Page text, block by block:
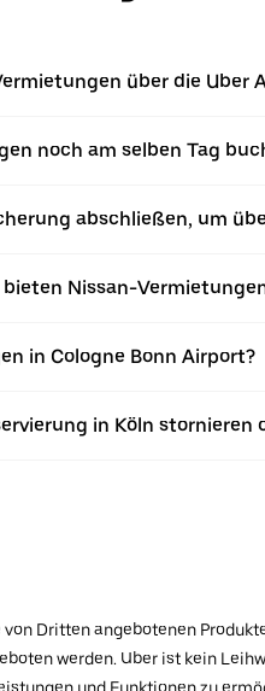
über die Uber
noch am selben Tag
abschließen, um
Nissan-
in Cologne Bonn Airport?
in Köln stornieren
Dritten angebotenen
werden. Uber ist kein